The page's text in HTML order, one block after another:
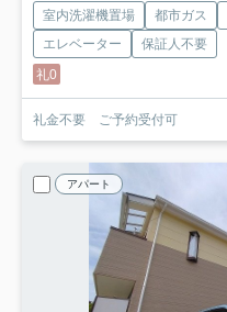
室内洗濯機置場 都市ガス
エレベーター
保証人不要
礼0
礼金不要 ご予約受付可
アパート